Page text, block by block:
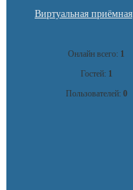
Виртуальная приёмная
Онлайн всего: 1
Гостей: 1
Пользователей: 0